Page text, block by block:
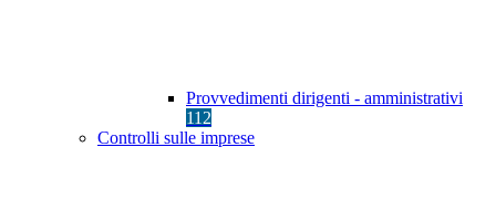
Provvedimenti dirigenti - amministrativi
112
Controlli sulle imprese